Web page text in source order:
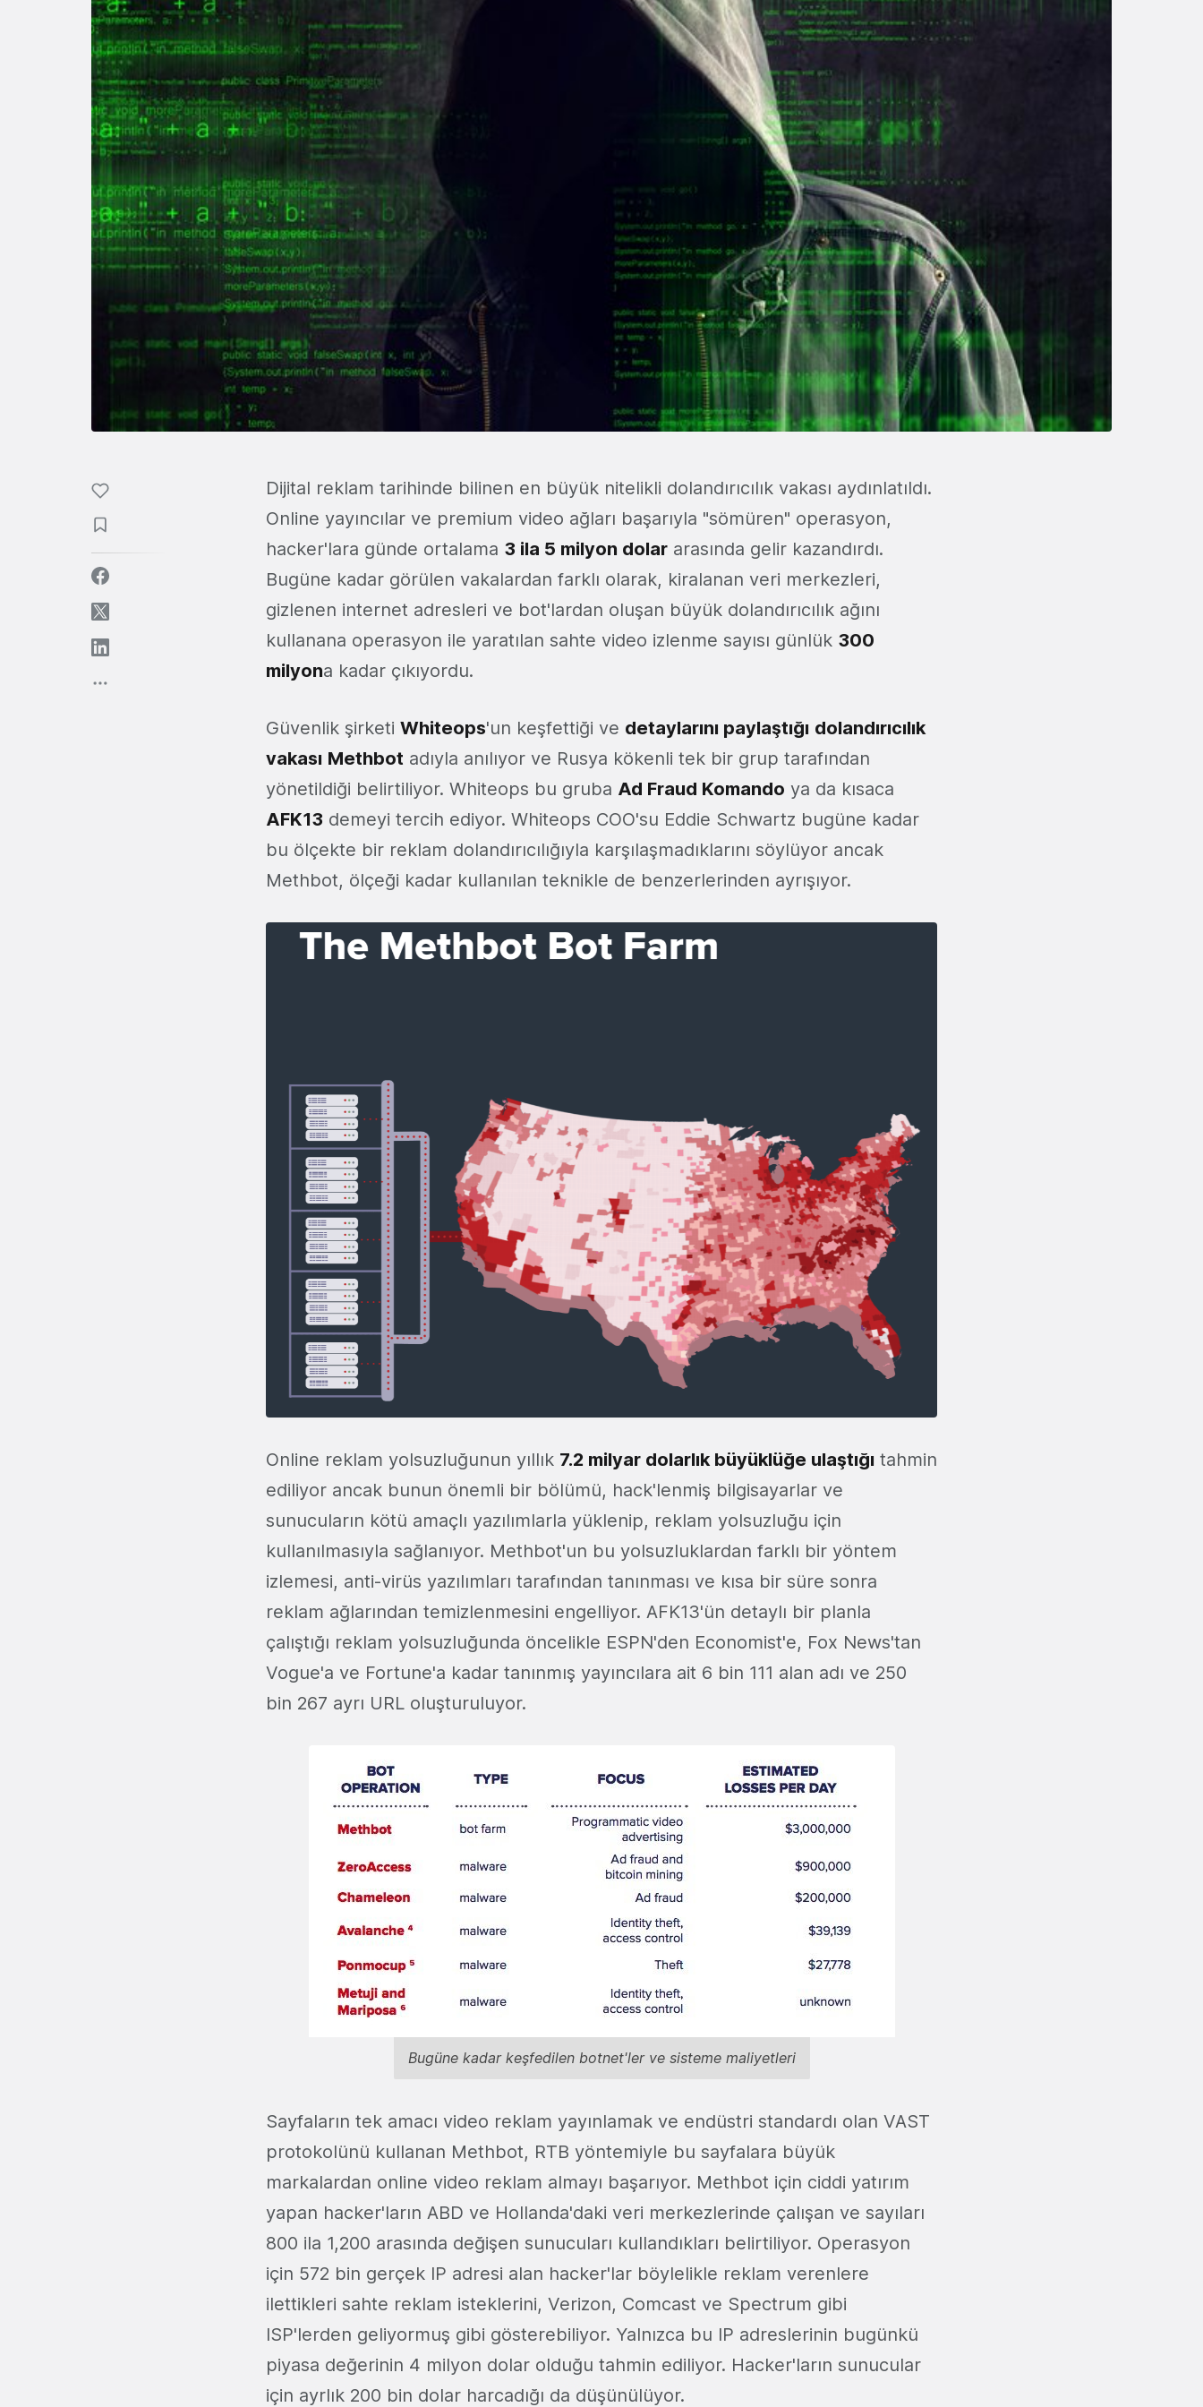
Dijital reklam tarihinde bilinen en büyük nitelikli dolandırıcılık vakası aydınlatıldı.
Online yayıncılar ve premium video ağları başarıyla "sömüren" operasyon,
hacker'lara günde ortalama 3 ila 5 milyon dolar arasında gelir kazandırdı.
Bugüne kadar görülen vakalardan farklı olarak, kiralanan veri merkezleri,
gizlenen internet adresleri ve bot'lardan oluşan büyük dolandırıcılık ağını
kullanana operasyon ile yaratılan sahte video izlenme sayısı günlük 300
milyona kadar çıkıyordu.
Güvenlik şirketi Whiteops'un keşfettiği ve detaylarını paylaştığı dolandırıcılık
vakası Methbot adıyla anılıyor ve Rusya kökenli tek bir grup tarafından
yönetildiği belirtiliyor. Whiteops bu gruba Ad Fraud Komando ya da kısaca
AFK13 demeyi tercih ediyor. Whiteops COO'su Eddie Schwartz bugüne kadar
bu ölçekte bir reklam dolandırıcılığıyla karşılaşmadıklarını söylüyor ancak
Methbot, ölçeği kadar kullanılan teknikle de benzerlerinden ayrışıyor.
Online reklam yolsuzluğunun yıllık 7.2 milyar dolarlık büyüklüğe ulaştığı tahmin
ediliyor ancak bunun önemli bir bölümü, hack'lenmiş bilgisayarlar ve
sunucuların kötü amaçlı yazılımlarla yüklenip, reklam yolsuzluğu için
kullanılmasıyla sağlanıyor. Methbot'un bu yolsuzluklardan farklı bir yöntem
izlemesi, anti-virüs yazılımları tarafından tanınması ve kısa bir süre sonra
reklam ağlarından temizlenmesini engelliyor. AFK13'ün detaylı bir planla
çalıştığı reklam yolsuzluğunda öncelikle ESPN'den Economist'e, Fox News'tan
Vogue'a ve Fortune'a kadar tanınmış yayıncılara ait 6 bin 111 alan adı ve 250
bin 267 ayrı URL oluşturuluyor.
Bugüne kadar keşfedilen botnet'ler ve sisteme maliyetleri
Sayfaların tek amacı video reklam yayınlamak ve endüstri standardı olan VAST
protokolünü kullanan Methbot, RTB yöntemiyle bu sayfalara büyük
markalardan online video reklam almayı başarıyor. Methbot için ciddi yatırım
yapan hacker'ların ABD ve Hollanda'daki veri merkezlerinde çalışan ve sayıları
800 ila 1,200 arasında değişen sunucuları kullandıkları belirtiliyor. Operasyon
için 572 bin gerçek IP adresi alan hacker'lar böylelikle reklam verenlere
ilettikleri sahte reklam isteklerini, Verizon, Comcast ve Spectrum gibi
ISP'lerden geliyormuş gibi gösterebiliyor. Yalnızca bu IP adreslerinin bugünkü
piyasa değerinin 4 milyon dolar olduğu tahmin ediliyor. Hacker'ların sunucular
için ayrlık 200 bin dolar harcadığı da düşünülüyor.